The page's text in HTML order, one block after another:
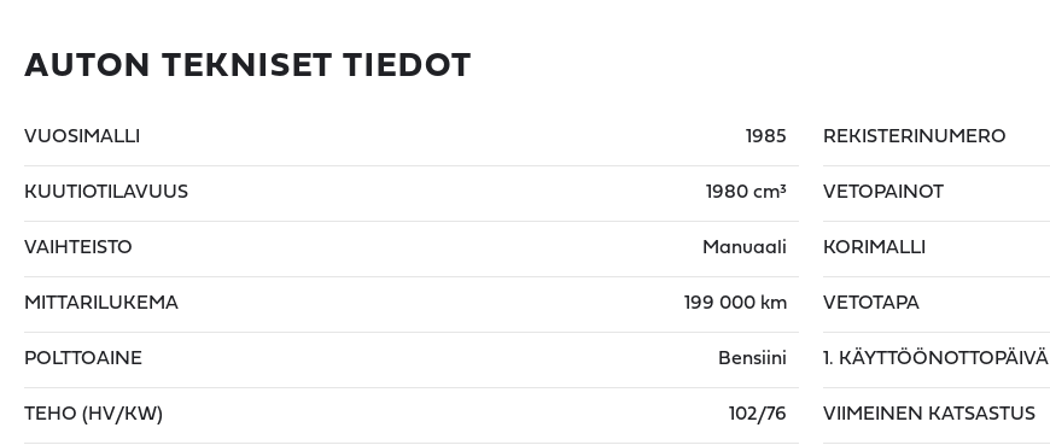
AUTON TEKNISET TIEDOT
VUOSIMALLI 1985
KUUTIOTILAVUUS 1980 cm³
VAIHTEISTO Manuaali
MITTARILUKEMA 199 000 km
POLTTOAINE Bensiini
TEHO (HV/KW) 102/76
REKISTERINUMERO
VETOPAINOT
KORIMALLI
VETOTAPA
1. KÄYTTÖÖNOTTOPÄIVÄ
VIIMEINEN KATSASTUS